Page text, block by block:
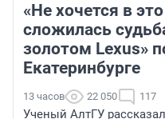
«Не хочется в
сложилась
золотом Lexus»
Екатеринбурге
13 часов 22 050 117
Ученый АлтГУ